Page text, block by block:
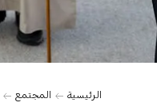
الرئيسية المجتمع